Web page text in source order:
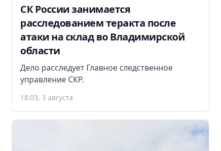
СК России занимается
расследованием теракта после
атаки на склад во Владимирской
области
Дело расследует Главное следственное
управление СКР.
18:03, 3 августа